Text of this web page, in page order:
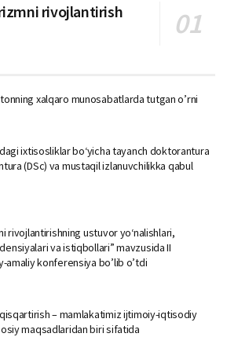
rivojlantirish
xalqaro munosabatlarda tutgan o’rni
ixtisosliklar bо‘yicha tayanch doktorantura
(DSc) va mustaqil izlanuvchilikka qabul
rivojlantirishning ustuvor yo‘nalishlari,
va istiqbollari” mavzusida II
amaliy konferensiya bo’lib o’tdi
qisqartirish – mamlakatimiz ijtimoiy-iqtisodiy
maqsadlaridan biri sifatida